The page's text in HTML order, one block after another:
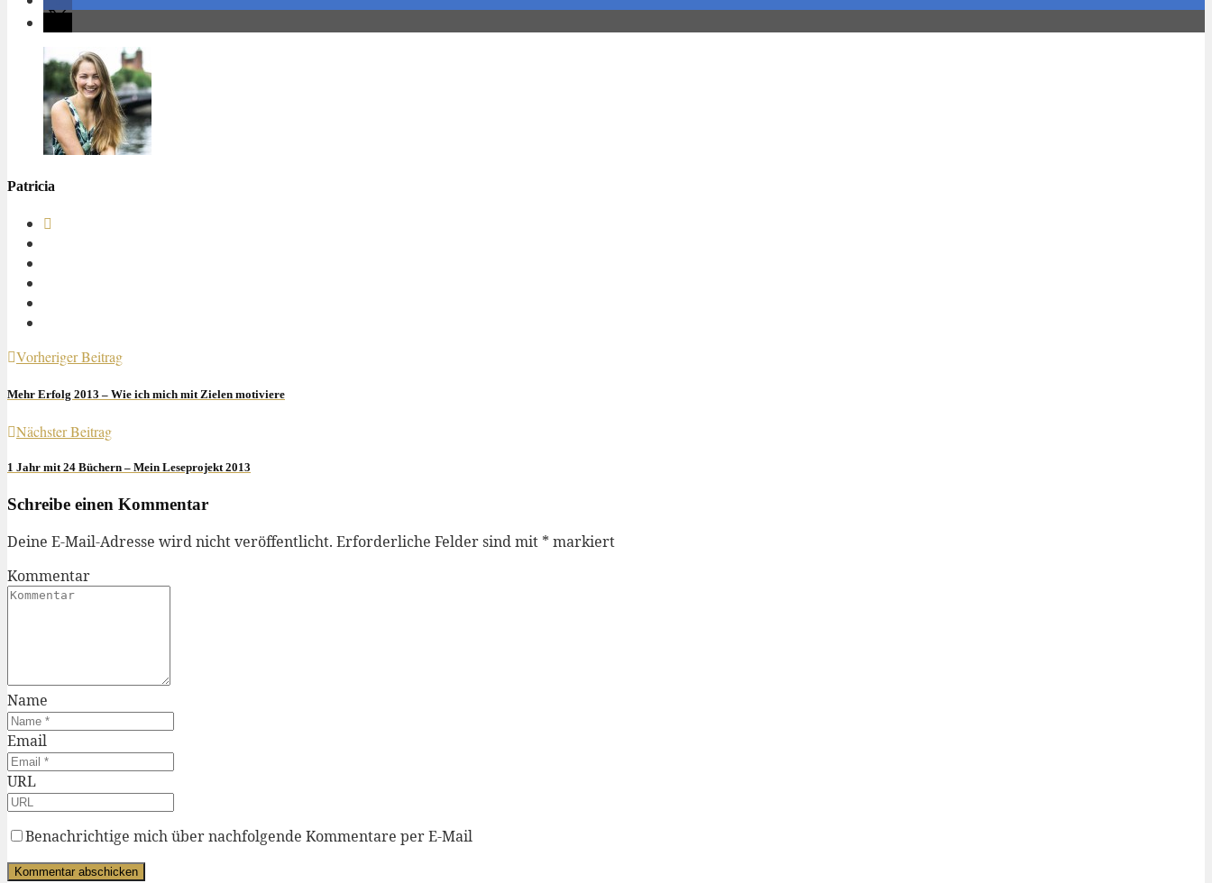
Patricia
Vorheriger Beitrag
Mehr Erfolg 2013 – Wie ich mich mit Zielen motiviere
Nächster Beitrag
1 Jahr mit 24 Büchern – Mein Leseprojekt 2013
Schreibe einen Kommentar
Deine E-Mail-Adresse wird nicht veröffentlicht. Erforderliche Felder sind mit * markiert
Kommentar
Name
Email
URL
Benachrichtige mich über nachfolgende Kommentare per E-Mail